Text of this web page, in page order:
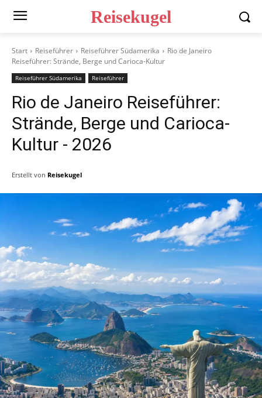
Reisekugel
Start Reiseführer Reiseführer Südamerika
Rio de Janeiro
Reiseführer: Strände, Berge und Carioca-Kultur
Reiseführer Südamerika Reiseführer
Rio de Janeiro Reiseführer:
Strände, Berge und Carioca-
Kultur - 2026
Erstellt von Reisekugel